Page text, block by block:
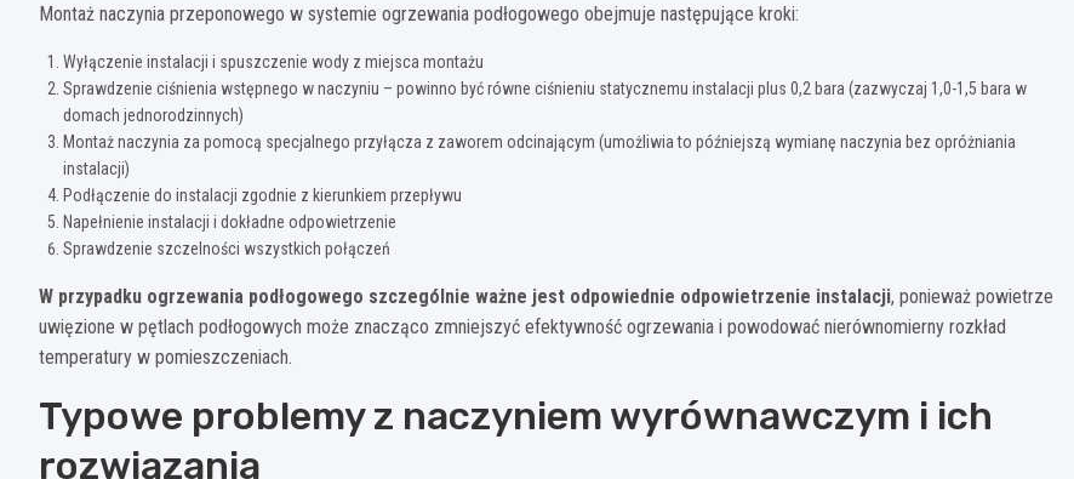
Montaż naczynia przeponowego w systemie ogrzewania podłogowego obejmuje następujące kroki:
Wyłączenie instalacji i spuszczenie wody z miejsca montażu
Sprawdzenie ciśnienia wstępnego w naczyniu – powinno być równe ciśnieniu statycznemu instalacji plus 0,2 bara (zazwyczaj 1,0-1,5 bara w
domach jednorodzinnych)
Montaż naczynia za pomocą specjalnego przyłącza z zaworem odcinającym (umożliwia to późniejszą wymianę naczynia bez opróżniania
instalacji)
Podłączenie do instalacji zgodnie z kierunkiem przepływu
Napełnienie instalacji i dokładne odpowietrzenie
Sprawdzenie szczelności wszystkich połączeń
W przypadku ogrzewania podłogowego szczególnie ważne jest odpowiednie odpowietrzenie instalacji, ponieważ powietrze
uwięzione w pętlach podłogowych może znacząco zmniejszyć efektywność ogrzewania i powodować nierównomierny rozkład
temperatury w pomieszczeniach.
Typowe problemy z naczyniem wyrównawczym i ich
rozwiązania